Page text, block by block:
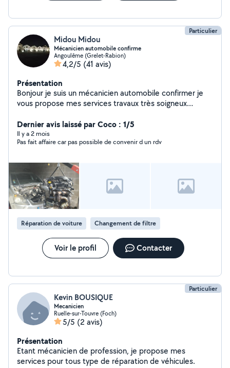
Particulier
Midou Midou
Mécanicien automobile confirme
Angoulême (Grelet-Rabion)
4,2/5 (41 avis)
Présentation
Bonjour je suis un mécanicien automobile confirmer je
vous propose mes services travaux très soigneux
Dernier avis laissé par Coco : 1/5
Il y a 2 mois
Pas fait affaire car pas possible de convenir d un rdv
Réparation de voiture Changement de filtre
Voir le profil Contacter
Particulier
Kevin BOUSIQUE
Mecanicien
Ruelle-sur-Touvre (Foch)
5/5 (2 avis)
Présentation
Etant mécanicien de profession, je propose mes
services pour tous type de réparation de véhicules.